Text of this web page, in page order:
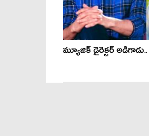
మ్యూజిక్ డైరెక్ట‌ర్